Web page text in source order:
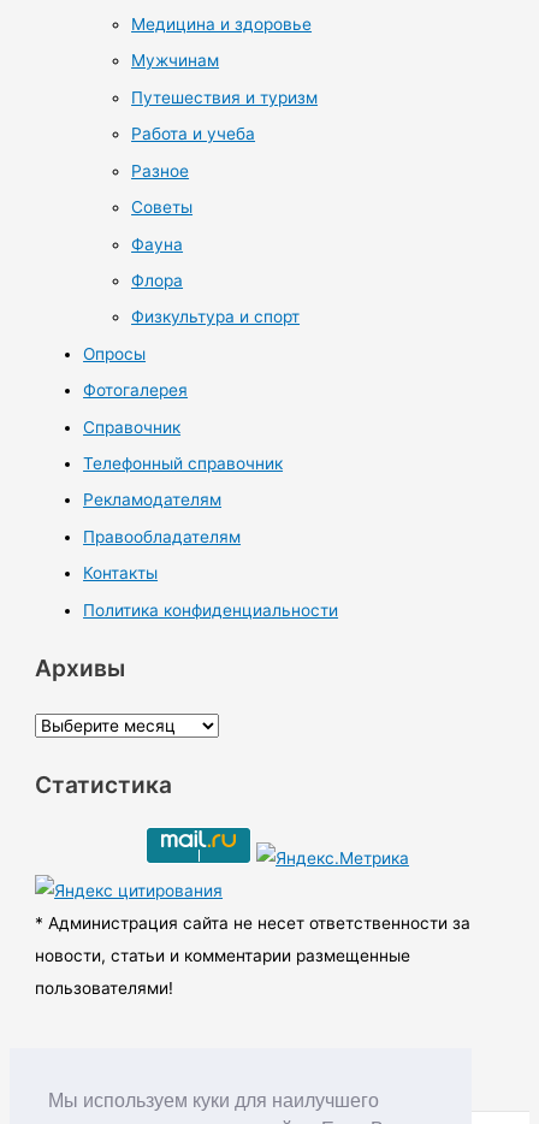
Мы используем куки для наилучшего
Медицина и здоровье
Мужчинам
Путешествия и туризм
Работа и учеба
Разное
Советы
Фауна
Флора
Физкультура и спорт
Опросы
Фотогалерея
Справочник
Телефонный справочник
Рекламодателям
Правообладателям
Контакты
Политика конфиденциальности
Архивы
А
х
ы
Статистика
* Администрация сайта не несет ответственности за
новости, статьи и комментарии размещенные
пользователями!